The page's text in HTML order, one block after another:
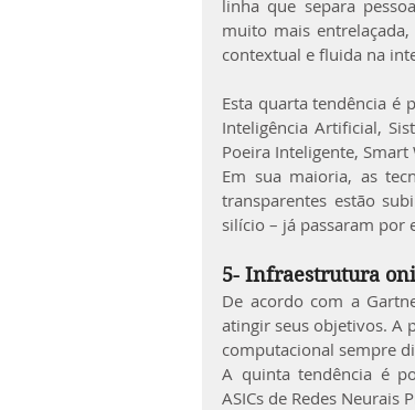
linha que separa
muito mais
contextual e fluida na
Esta quarta tendência é
Inteligência Artificial,
Poeira Inteligente,
Em sua maioria, as
transparentes estão
silício – já passaram por
5- Infraestrutura
De acordo com a
atingir seus objetivos. A
computacional sempre
A quinta tendência é
ASICs de Redes